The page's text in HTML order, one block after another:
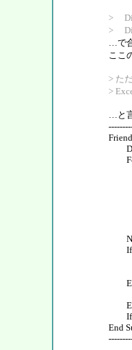
>
>
…で
ここ
> た
>
…と
Dim
For
If
If
If
If
End